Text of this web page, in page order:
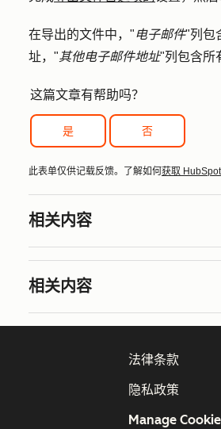
在导出的文件中，"电子邮件"列包
址，"其他电子邮件地址"列包含所
这篇文章有帮助吗？
是 否
此表单仅供记载反馈。了解如何 获取
相关内容
相关内容
法律条款
隐私政策
Manage